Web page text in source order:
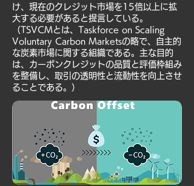
け、現在のクレジット市場を15倍以上に拡
大する必要があると提言している。
（TSVCMとは、Taskforce on Scaling
Voluntary Carbon Marketsの略で、自主的
な炭素市場に関する組織である。主な目的
は、カーボンクレジットの品質と評価枠組み
を整備し、取引の透明性と流動性を向上させ
ることである。）